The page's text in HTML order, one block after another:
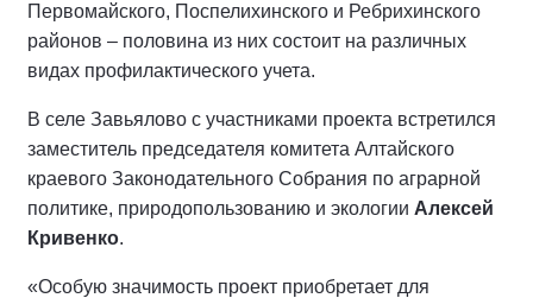
Первомайского, Поспелихинского и Ребрихинского
районов – половина из них состоит на различных
видах профилактического учета.
В селе Завьялово с участниками проекта встретился
заместитель председателя комитета Алтайского
краевого Законодательного Собрания по аграрной
политике, природопользованию и экологии Алексей
Кривенко.
«Особую значимость проект приобретает для